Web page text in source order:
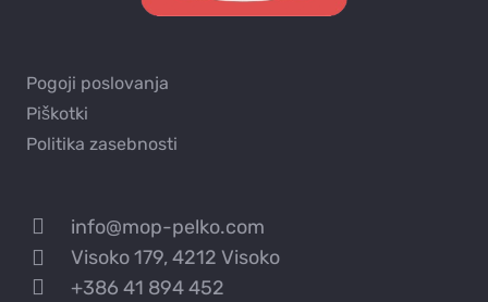
Pogoji poslovanja
Piškotki
Politika zasebnosti
info@mop-pelko.com
Visoko 179, 4212 Visoko
+386 41 894 452